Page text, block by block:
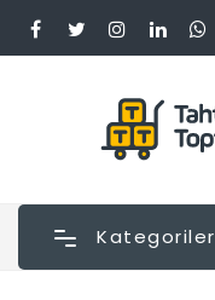
Kategoriler